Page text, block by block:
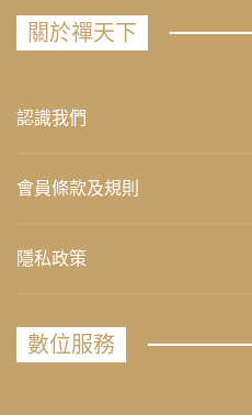
關於禪天下
認識我們
會員條款及規則
隱私政策
數位服務